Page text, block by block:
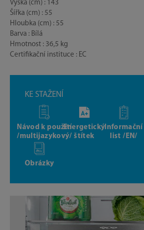
Výška (cm) : 143
Šířka (cm) : 55
Hloubka (cm) : 55
Barva : Bílá
Hmotnost : 36,5 kg
Certifikační instituce : EC
KE STAŽENÍ
Návod k použití
/multijazykový/
Energetický
štítek
Informační
list /EN/
Obrázky